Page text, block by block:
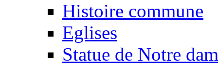
Histoire commune
Eglises
Statue de Notre